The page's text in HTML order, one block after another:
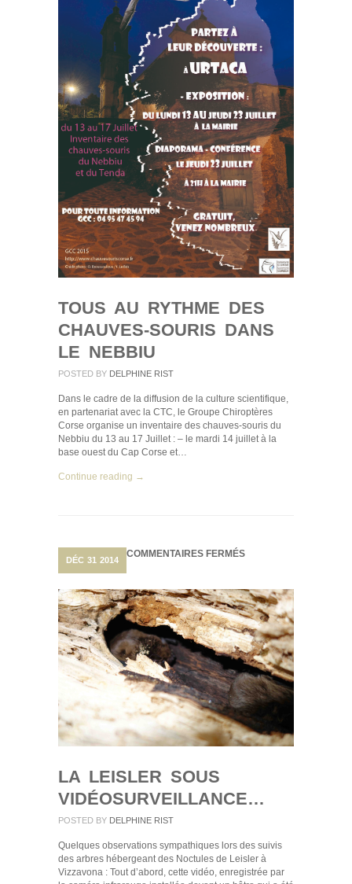
NEBBIU
TOUS AU RYTHME DES
CHAUVES-SOURIS DANS
LE NEBBIU
POSTED BY DELPHINE RIST
Dans le cadre de la diffusion de la culture scientifique,
en partenariat avec la CTC, le Groupe Chiroptères
Corse organise un inventaire des chauves-souris du
Nebbiu du 13 au 17 Juillet : – le mardi 14 juillet à la
base ouest du Cap Corse et…
Continue reading →
DÉC 31 2014
COMMENTAIRES FERMÉSSUR
SOUS
LA LEISLER SOUS
VIDÉOSURVEILLANCE…
POSTED BY DELPHINE RIST
Quelques observations sympathiques lors des suivis
des arbres hébergeant des Noctules de Leisler à
Vizzavona : Tout d’abord, cette vidéo, enregistrée par